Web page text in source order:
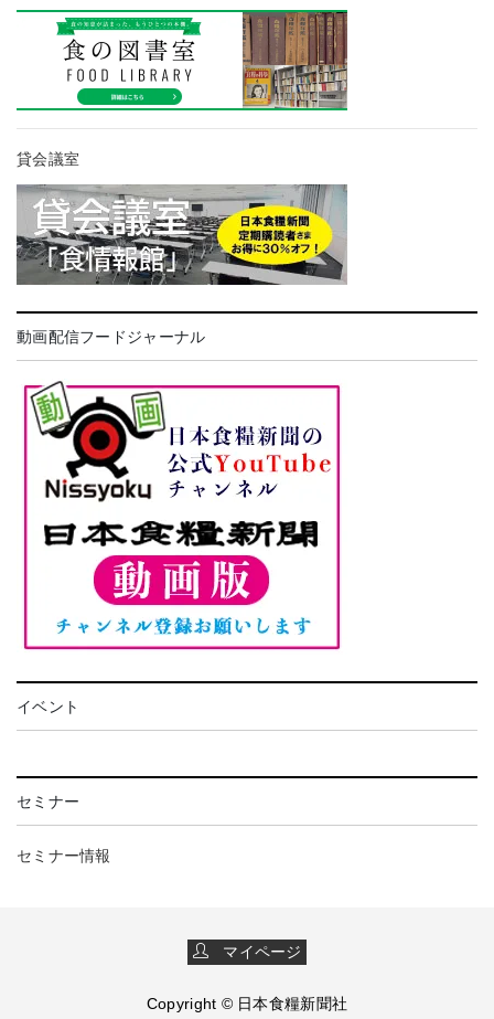
貸会議室
動画配信フードジャーナル
イベント
セミナー
セミナー情報
マイページ
Copyright © 日本食糧新聞社